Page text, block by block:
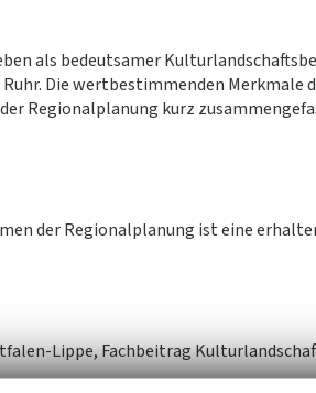
als bedeutsamer
Die wertbestimmenden Merkmale
Regionalplanung kurz
der Regionalplanung ist eine
Lippe, Fachbeitrag